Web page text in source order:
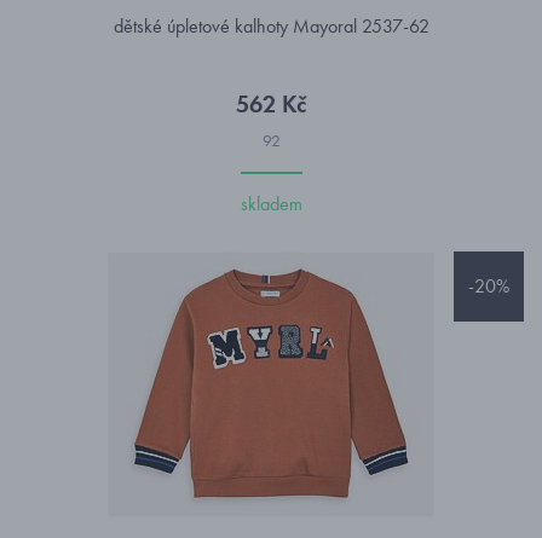
dětské úpletové kalhoty Mayoral 2537-62
562 Kč
92
skladem
-20%